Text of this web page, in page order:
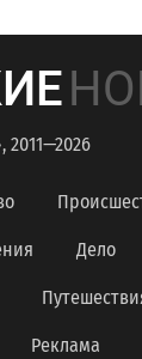
Дело
Реклама